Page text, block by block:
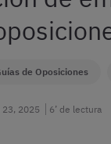
de Oposiciones
2025 6’ de lectura